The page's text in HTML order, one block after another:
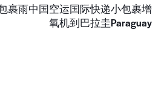
裹雨中国空运国际快递小包裹增
氧机到巴拉圭Paraguay